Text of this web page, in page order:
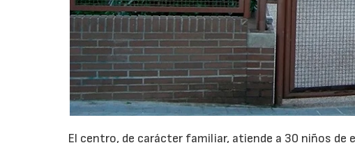
El centro, de carácter familiar, atiende a 30 niños